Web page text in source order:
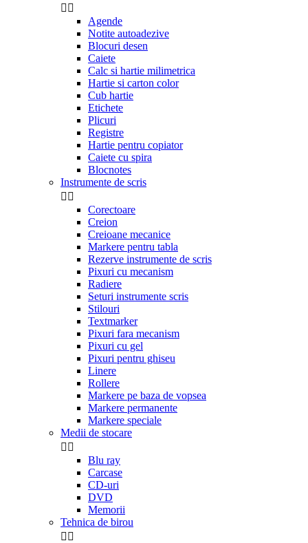
 
Agende
Notite autoadezive
Blocuri desen
Caiete
Calc si hartie milimetrica
Hartie si carton color
Cub hartie
Etichete
Plicuri
Registre
Hartie pentru copiator
Caiete cu spira
Blocnotes
Instrumente de scris
 
Corectoare
Creion
Creioane mecanice
Markere pentru tabla
Rezerve instrumente de scris
Pixuri cu mecanism
Radiere
Seturi instrumente scris
Stilouri
Textmarker
Pixuri fara mecanism
Pixuri cu gel
Pixuri pentru ghiseu
Linere
Rollere
Markere pe baza de vopsea
Markere permanente
Markere speciale
Medii de stocare
 
Blu ray
Carcase
CD-uri
DVD
Memorii
Tehnica de birou
 